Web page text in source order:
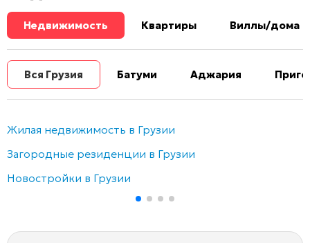
Недвижимость Квартиры Виллы/дома
Вся Грузия Батуми Аджария
Жилая недвижимость в Грузии
Загородные резиденции в Грузии
Новостройки в Грузии